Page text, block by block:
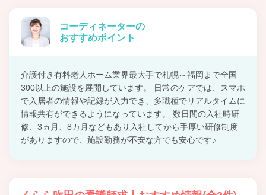
コーディネーターの
おすすめポイント
介護付き有料老人ホーム業界最大手で札幌～福岡まで全国
300以上の施設を展開しています。 日常のケアでは、スマホ
で入居者の情報や記録が入力でき、多職種でリアルタイムに
情報共有ができるようになっています。 数日間の入社時研
修、3ヵ月、8カ月などもあり入社してから手厚い研修制度
がありますので、施設勤務が不安な方でも安心です♪